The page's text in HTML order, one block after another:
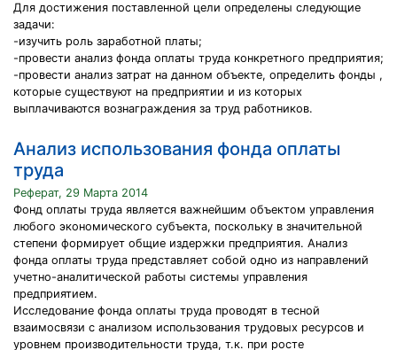
Для достижения поставленной цели определены следующие
задачи:
-изучить роль заработной платы;
-провести анализ фонда оплаты труда конкретного предприятия;
-провести анализ затрат на данном объекте, определить фонды ,
которые существуют на предприятии и из которых
выплачиваются вознаграждения за труд работников.
Анализ использования фонда оплаты
труда
Реферат, 29 Марта 2014
Фонд оплаты труда является важнейшим объектом управления
любого экономического субъекта, поскольку в значительной
степени формирует общие издержки предприятия. Анализ
фонда оплаты труда представляет собой одно из направлений
учетно-аналитической работы системы управления
предприятием.
Исследование фонда оплаты труда проводят в тесной
взаимосвязи с анализом использования трудовых ресурсов и
уровнем производительности труда, т.к. при росте